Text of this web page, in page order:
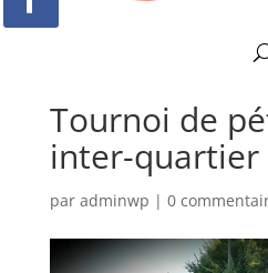
Tournoi de
inter-quartier
par adminwp | 0